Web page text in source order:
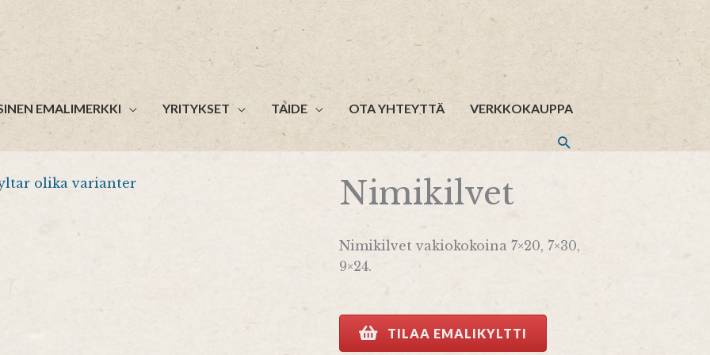
EMALIMERKKI YRITYKSET TAIDE OTA YHTEYTTÄ VERKKOKAUPPA
Nimikilvet
Nimikilvet vakiokokoina 7×20, 7×30,
9×24.
TILAA EMALIKYLTTI